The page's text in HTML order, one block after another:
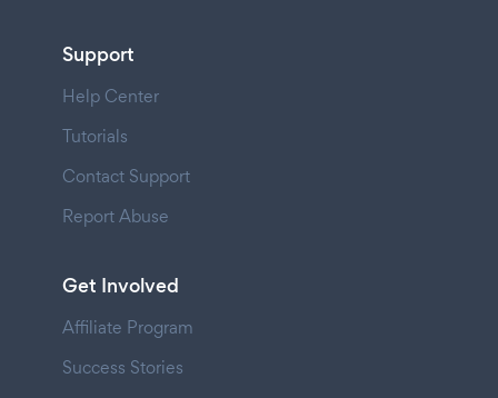
Support
Help Center
Tutorials
Contact Support
Report Abuse
Get Involved
Affiliate Program
Success Stories